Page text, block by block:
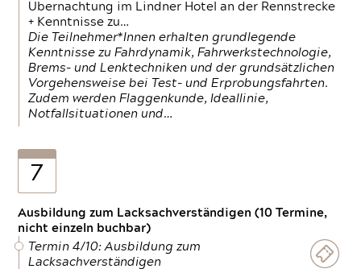
Übernachtung im Lindner Hotel an der Rennstrecke
+ Kenntnisse zu…
Die Teilnehmer*Innen erhalten grundlegende
Kenntnisse zu Fahrdynamik, Fahrwerkstechnologie,
Brems- und Lenktechniken und der grundsätzlichen
Vorgehensweise bei Test- und Erprobungsfahrten.
Zudem werden Flaggenkunde, Ideallinie,
Notfallsituationen und…
7
Ausbildung zum Lacksachverständigen (10 Termine,
nicht einzeln buchbar)
Termin 4/10: Ausbildung zum
Lacksachverständigen